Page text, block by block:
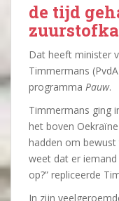
de tijd
Dat heeft minister
Timmermans
programma Pauw.
Timmermans ging
het boven
hadden om bewust
weet dat er
op?” repliceerde
In zijn